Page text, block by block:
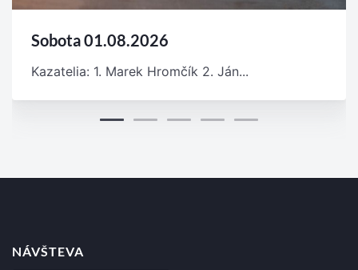
Sobota 01.08.2026
Kazatelia: 1. Marek Hromčík 2. Ján...
NÁVŠTEVA